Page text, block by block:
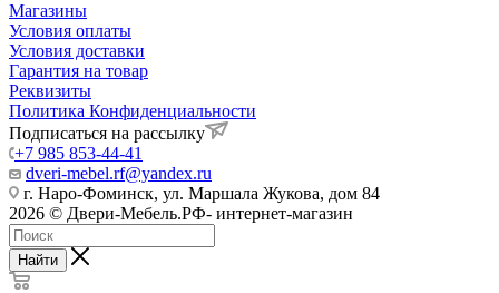
Магазины
Условия оплаты
Условия доставки
Гарантия на товар
Реквизиты
Политика Конфиденциальности
Подписаться на рассылку
+7 985 853-44-41
dveri-mebel.rf@yandex.ru
г. Наро-Фоминск, ул. Маршала Жукова, дом 84
2026 © Двери-Мебель.РФ- интернет-магазин
Найти